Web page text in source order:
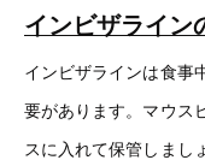
インビザライン
インビザラインは食事
要があります。マウス
スに入れて保管しまし